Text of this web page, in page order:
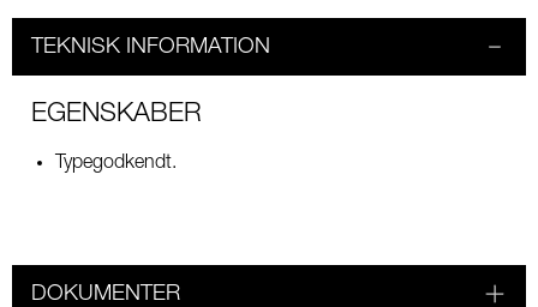
TEKNISK INFORMATION
EGENSKABER
Typegodkendt.
DOKUMENTER